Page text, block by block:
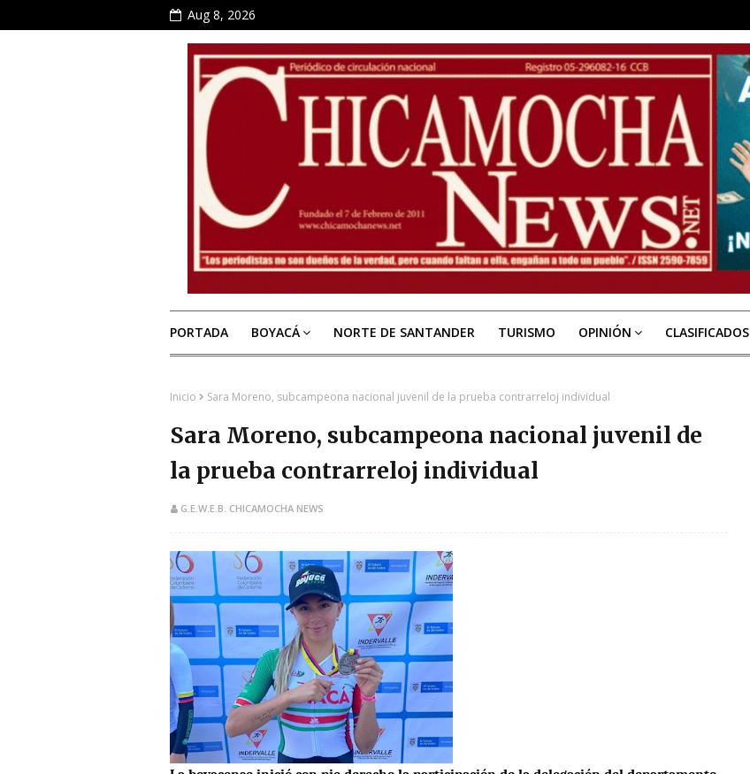
Aug 8, 2026
PORTADA BOYACÁ NORTE DE SANTANDER TURISMO OPINIÓN CLASIFICADOS
Inicio Sara Moreno, subcampeona nacional juvenil de la prueba contrarreloj individual
Sara Moreno, subcampeona nacional juvenil de
la prueba contrarreloj individual
G.E.W.E.B. CHICAMOCHA NEWS